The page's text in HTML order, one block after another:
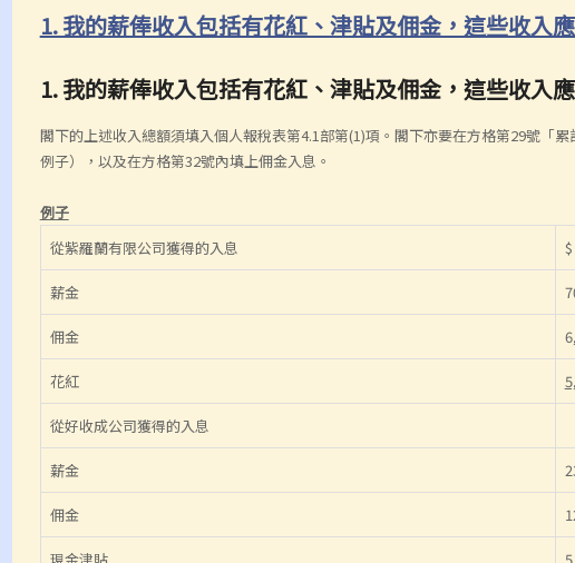
1. 我的薪俸收入包括有花紅、津貼及佣金，這些收入
1. 我的薪俸收入包括有花紅、津貼及佣金，這些收入
閣下的上述收入總額須填入個人報稅表第4.1部第(1)項。閣下亦要在方格第29號「
例子），以及在方格第32號內填上佣金入息。
例子
從紫羅蘭有限公司獲得的入息
$
薪金
佣金
花紅
從好收成公司獲得的入息
薪金
佣金